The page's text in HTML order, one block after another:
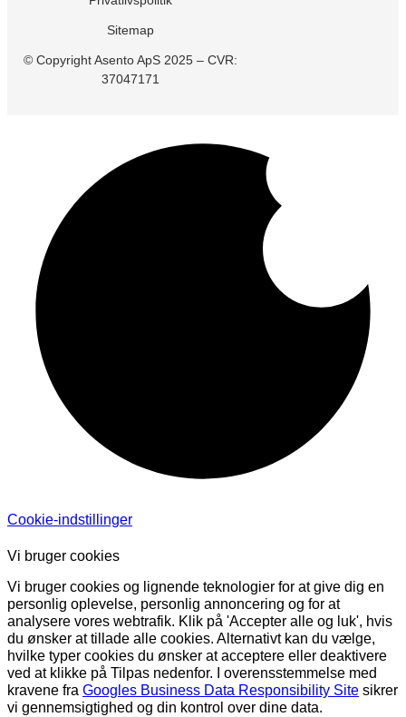
+45 71 99 26 04
Kontakt os
Sitemap
© Copyright Asento ApS 2025 – CVR:
37047171
Cookie-indstillinger
Vi bruger cookies
Vi bruger cookies og lignende teknologier for at give dig en
personlig oplevelse, personlig annoncering og for at
analysere vores webtrafik. Klik på 'Accepter alle og luk', hvis
du ønsker at tillade alle cookies. Alternativt kan du vælge,
hvilke typer cookies du ønsker at acceptere eller deaktivere
ved at klikke på Tilpas nedenfor. I overensstemmelse med
kravene fra Googles Business Data Responsibility Site sikrer
vi gennemsigtighed og din kontrol over dine data.